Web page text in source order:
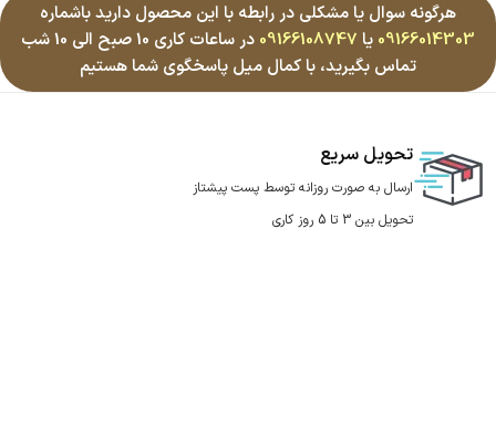
هرگونه سوال یا مشکلی در رابطه با این محصول دارید باشماره
09166014303 یا 09166108747
در ساعات کاری 10 صبح الی 10 شب
تماس بگیرید، با کمال میل پاسخگوی شما هستیم
تحویل سریع
ارسال به صورت روزانه توسط پست پیشتاز
تحویل بین 3 تا 5 روز کاری